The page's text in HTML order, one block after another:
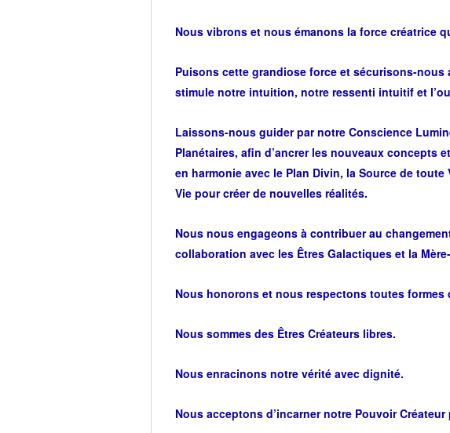
Nous vibrons et nous émanons la force créatrice
Puisons cette grandiose force et sécurisons-nous
stimule notre intuition, notre ressenti intuitif et
Laissons-nous guider par notre Conscience
Planétaires, afin d’ancrer les nouveaux concepts
en harmonie avec le Plan Divin, la Source de toute
Vie pour créer de nouvelles réalités.
Nous nous engageons à contribuer au
collaboration avec les Êtres Galactiques et la
Nous honorons et nous respectons toutes
Nous sommes des Êtres Créateurs libres.
Nous enracinons notre vérité avec dignité.
Nous acceptons d’incarner notre Pouvoir